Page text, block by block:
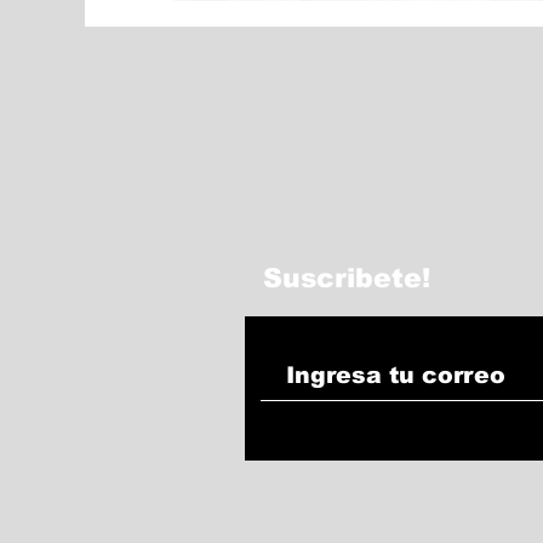
Suscribete!